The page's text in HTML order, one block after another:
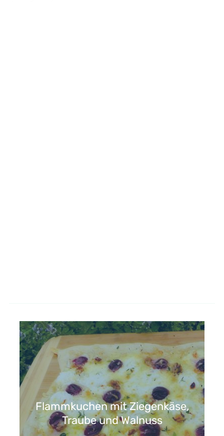
Flammkuchen mit Ziegenkäse,
Traube und Walnuss